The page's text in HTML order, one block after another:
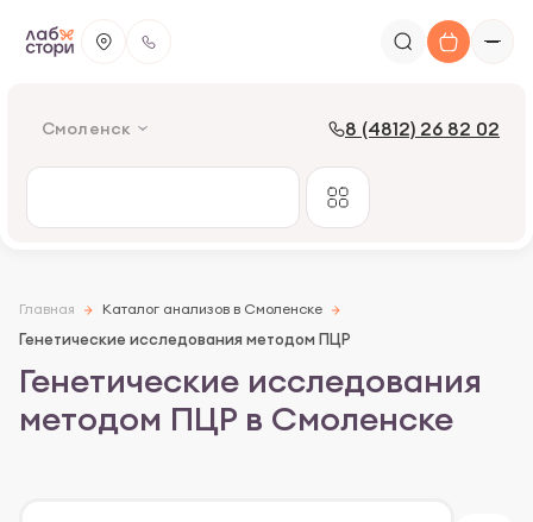
Смоленск 8 (4812) 26 82 02
Главная Каталог анализов в Смоленске
Генетические исследования методом ПЦР
Генетические исследования
методом ПЦР в Смоленске